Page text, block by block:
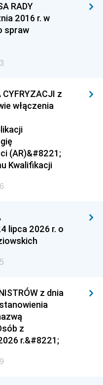
RADY
2016 r. w
spraw
CYFRYZACJI z
włączenia
(AR)&#8221;
Kwalifikacji
lipca 2026 r. o
z dnia
z
r.&#8221;